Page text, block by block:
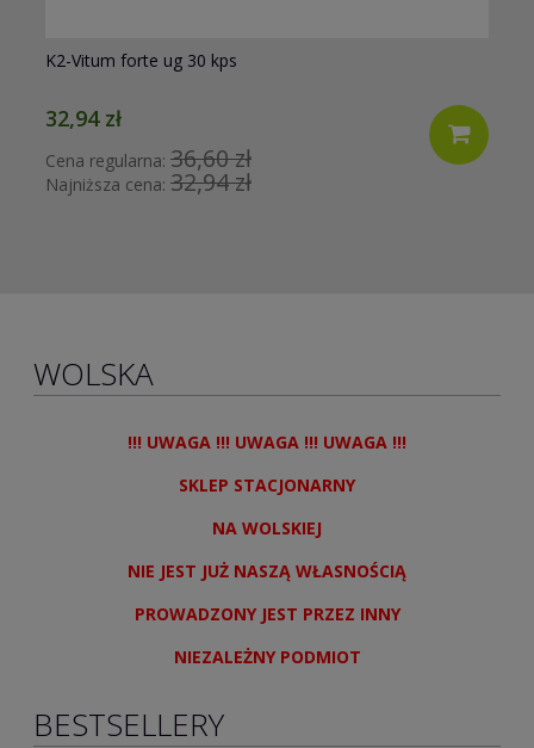
K2-Vitum forte ug 30 kps
32,94 zł
Cena regularna: 36,60 zł
Najniższa cena: 32,94 zł
WOLSKA
!!! UWAGA !!! UWAGA !!! UWAGA !!!
SKLEP STACJONARNY
NA WOLSKIEJ
NIE JEST JUŻ NASZĄ WŁASNOŚCIĄ
PROWADZONY JEST PRZEZ INNY
NIEZALEŻNY PODMIOT
BESTSELLERY